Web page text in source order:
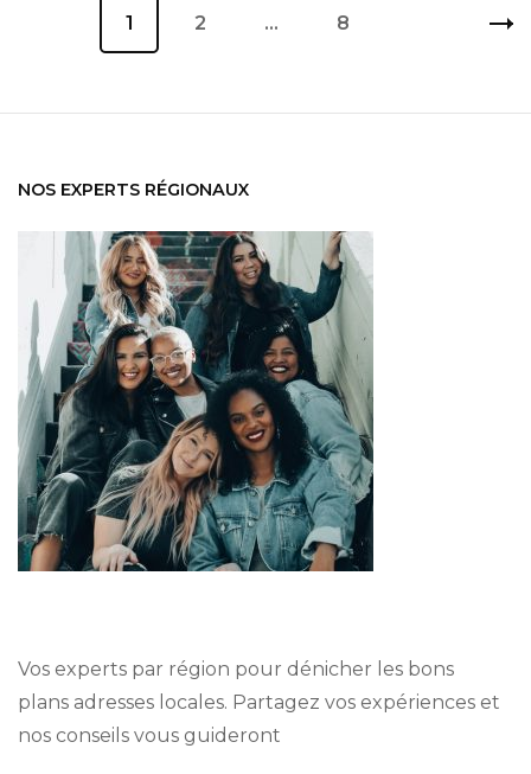
Page
1 Page
2 … Page
8
NOS EXPERTS RÉGIONAUX
Vos experts par région pour dénicher les bons
plans adresses locales. Partagez vos expériences et
nos conseils vous guideront